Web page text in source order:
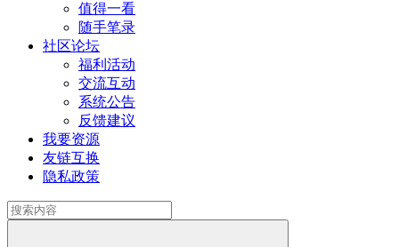
值得一看
随手笔录
社区论坛
福利活动
交流互动
系统公告
反馈建议
我要资源
友链互换
隐私政策